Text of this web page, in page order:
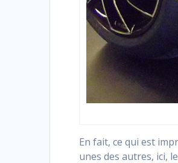
En fait, ce qui est
unes des autres, ici,